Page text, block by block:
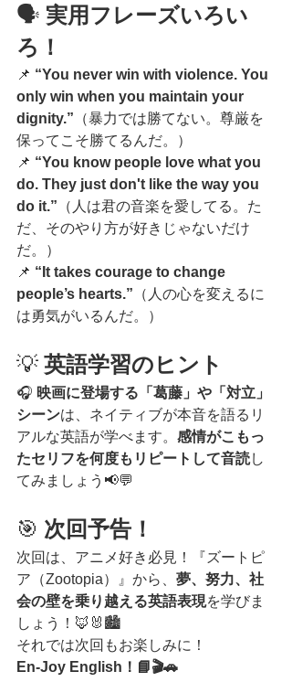
🗣️ 実用フレーズいろい
ろ！
📌 “You never win with violence. You
only win when you maintain your
dignity.” （暴力では勝てない。尊厳を
保ってこそ勝てるんだ。）
📌 “You know people love what you
do. They just don't like the way you
do it.” （人は君の音楽を愛してる。た
だ、そのやり方が好きじゃないだけ
だ。）
📌 “It takes courage to change
people’s hearts.” （人の心を変えるに
は勇気がいるんだ。）
💡 英語学習のヒント
🎧 映画に登場する「葛藤」や「対立」
シーンは、ネイティブが本音を語るリ
アルな英語が学べます。 感情がこもっ
たセリフを何度もリピートして音読し
てみましょう📢💬
🎯 次回予告！
次回は、アニメ好き必見！『ズートピ
ア（Zootopia）』から、 夢、努力、社
会の壁を乗り越える英語表現を学びま
しょう！🦊🐰🏙️
それでは次回もお楽しみに！
En-Joy English！📘🎬🚗